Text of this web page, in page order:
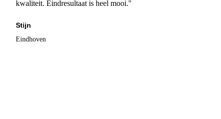
kwaliteit. Eindresultaat is heel mooi."
Stijn
Eindhoven